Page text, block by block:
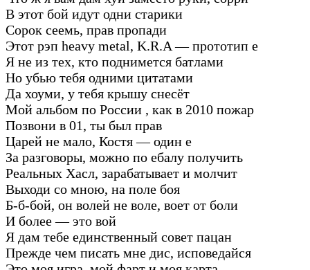
В этот бой идут одни старики
Сорок сеемь, прав пропади
Этот рэп heavy metal, K.R.A — прототип е
Я не из тех, кто поднимется батлами
Но убью тебя одними цитатами
Да хоуми, у тебя крышу снесёт
Мой альбом по России , как в 2010 пожар
Позвони в 01, ты был прав
Царей не мало, Костя — один е
За разговоры, можно по ебалу получить
Реальных Хасл, зарабатывает и молчит
Выходи со мною, на поле боя
Б-б-бой, он волей не воле, воет от боли
И более — это вой
Я дам тебе единственный совет пацан
Прежде чем писать мне дис, исповедайся